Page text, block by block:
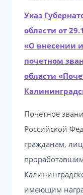
Указ
области от
«О внесении
почетном
области
Почетное
Российской
гражданам,
имеющим